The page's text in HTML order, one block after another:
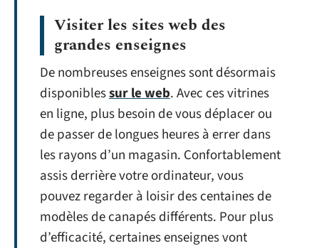
Visiter les sites web des
grandes enseignes
De nombreuses enseignes sont désormais
disponiblessur le web. Avec ces vitrines
en ligne, plus besoin de vous déplacer ou
de passer de longues heures à errer dans
les rayons d’un magasin. Confortablement
assis derrière votre ordinateur, vous
pouvez regarder à loisir des centaines de
modèles de canapés différents. Pour plus
d’efficacité, certaines enseignes vont